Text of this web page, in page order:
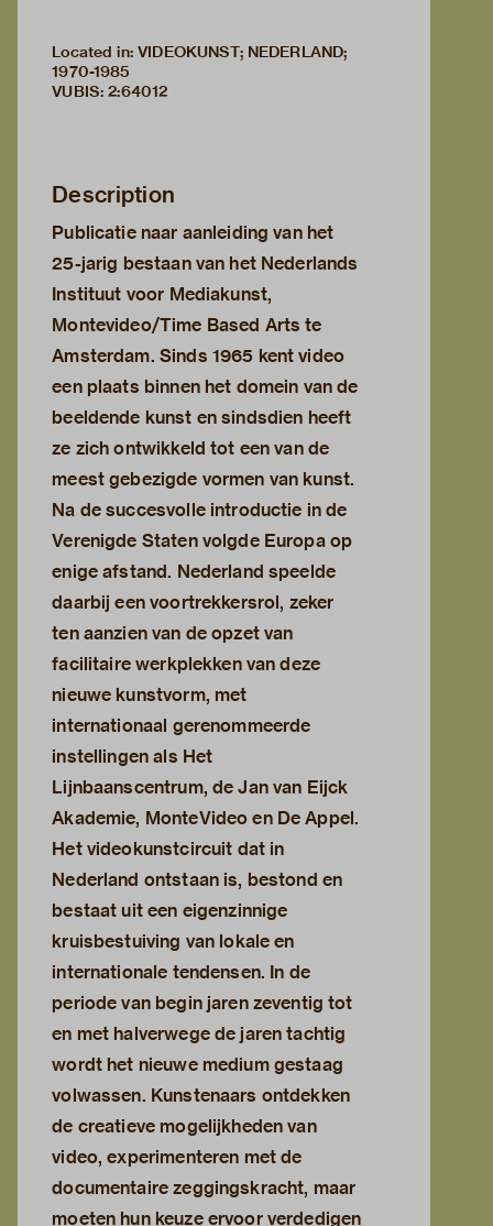
Located in: VIDEOKUNST; NEDERLAND;
1970-1985
VUBIS: 2:64012
Description
Publicatie naar aanleiding van het
25-jarig bestaan van het Nederlands
Instituut voor Mediakunst,
Montevideo/Time Based Arts te
Amsterdam. Sinds 1965 kent video
een plaats binnen het domein van de
beeldende kunst en sindsdien heeft
ze zich ontwikkeld tot een van de
meest gebezigde vormen van kunst.
Na de succesvolle introductie in de
Verenigde Staten volgde Europa op
enige afstand. Nederland speelde
daarbij een voortrekkersrol, zeker
ten aanzien van de opzet van
facilitaire werkplekken van deze
nieuwe kunstvorm, met
internationaal gerenommeerde
instellingen als Het
Lijnbaanscentrum, de Jan van Eijck
Akademie, MonteVideo en De Appel.
Het videokunstcircuit dat in
Nederland ontstaan is, bestond en
bestaat uit een eigenzinnige
kruisbestuiving van lokale en
internationale tendensen. In de
periode van begin jaren zeventig tot
en met halverwege de jaren tachtig
wordt het nieuwe medium gestaag
volwassen. Kunstenaars ontdekken
de creatieve mogelijkheden van
video, experimenteren met de
documentaire zeggingskracht, maar
moeten hun keuze ervoor verdedigen